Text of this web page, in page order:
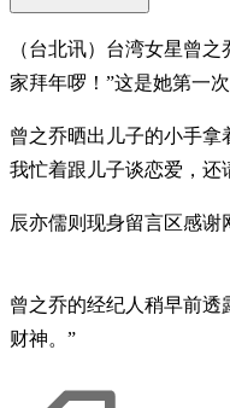
（台北讯）台湾女星曾
家拜年啰！”这是她第一
曾之乔晒出儿子的小手
我忙着跟儿子谈恋爱，还
辰亦儒则现身留言区感
曾之乔的经纪人稍早前
财神。”